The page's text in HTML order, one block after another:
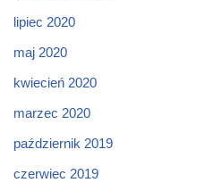
lipiec 2020
maj 2020
kwiecień 2020
marzec 2020
październik 2019
czerwiec 2019